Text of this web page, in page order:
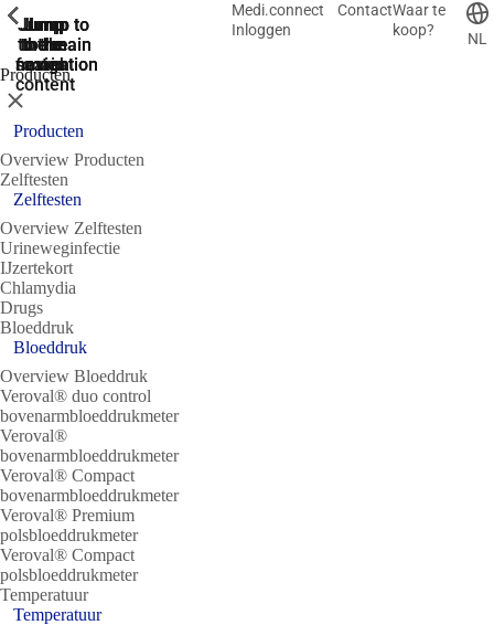
Jump
to the
search
Jump to
the main
navigation
Jump to
the main
navigation
Jump
to the
main
content
Jump
to the
footer
Medi.connect
Inloggen
ContactWaar te
koop?
NL
Producten
ShowPrevious
Sluit
Producten
Overview Producten
Zelftesten
ShowPrevious
Zelftesten
Overview Zelftesten
Urineweginfectie
IJzertekort
Chlamydia
Drugs
Bloeddruk
ShowPrevious
Bloeddruk
Overview Bloeddruk
Veroval® duo control
bovenarmbloeddrukmeter
Veroval®
bovenarmbloeddrukmeter
Veroval® Compact
bovenarmbloeddrukmeter
Veroval® Premium
polsbloeddrukmeter
Veroval® Compact
polsbloeddrukmeter
Temperatuur
ShowPrevious
Temperatuur
ShowPrevious
ShowPrevious
ShowPrevious
ShowPrevious
ShowPrevious